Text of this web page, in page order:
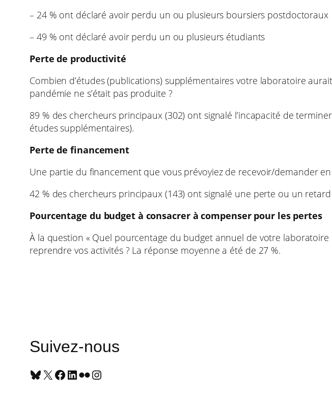
– 24 % ont déclaré avoir perdu un ou plusieurs boursiers postdoctoraux
– 49 % ont déclaré avoir perdu un ou plusieurs étudiants
Perte de productivité
Combien d’études (publications) supplémentaires votre laboratoire
pandémie ne s’était pas produite ?
89 % des chercheurs principaux (302) ont signalé l’incapacité de
études supplémentaires).
Perte de financement
Une partie du financement que vous prévoyiez de recevoir/demander
42 % des chercheurs principaux (143) ont signalé une perte ou un
Pourcentage du budget à consacrer à compenser pour les pertes
À la question « Quel pourcentage du budget annuel de votre
reprendre vos activités ? La réponse moyenne a été de 27 %.
Suivez-nous
Bluesky X Facebook LinkedIn Flickr Instagram